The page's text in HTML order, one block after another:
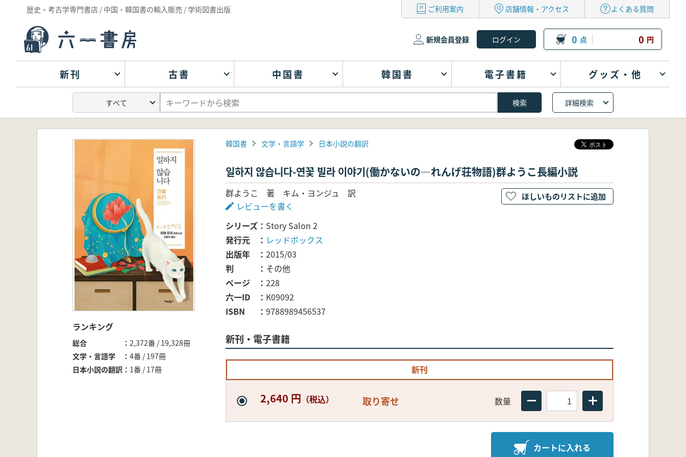
歴史・考古学専門書店 / 中国・韓国書の輸入販売 / 学術図書出版 ご利用案内 店舗情報・アクセス よくある質問
新規会員登録 0 点 0 円
新刊 古書 中国書 韓国書 電子書籍 グッズ・他
詳細検索
ランキング
総合
2,372番 / 19,328冊
文学・言語学
4番 / 197冊
日本小説の翻訳
1番 / 17冊
韓国書 文学・言語学 日本小説の翻訳
일하지 않습니다-연꽃 빌라 이야기(働かないの―れんげ荘物語)群ようこ長編小説
群ようこ 著 キム・ヨンジュ 訳
レビューを書く
シリーズ
Story Salon 2
発行元
レッドボックス
出版年
2015/03
判
その他
ページ
228
六一ID
K09092
ISBN
9788989456537
新刊・電子書籍
新刊
2,640 円 （税込） 取り寄せ 数量
カートに入れる
ほしいものリストに追加